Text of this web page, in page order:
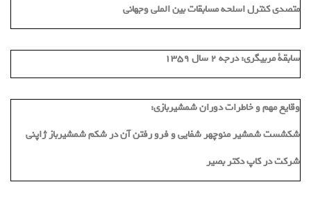
متصدی کنترل اسلحه مسابقات بین الملی وجهانی
سابقة مربیگری:درجه 2 سال 1359
وقایع مهم و خاطرات دوران شمشیربازی:
شکشست شمشیر منوچهر شفایی و فرو رفتن آن در شکم شمشیرباز ژاپنی
شرکت در کاپ دکتر بصیر